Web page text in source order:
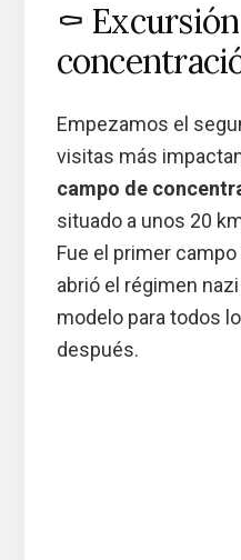
⚰️
Empezamos el
visitas más
campo de
situado a unos 20
Fue el primer
abrió el régimen
modelo para todos
después.